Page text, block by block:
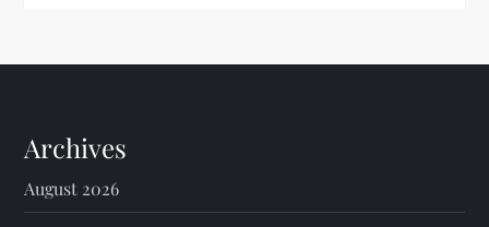
Archives
August 2026